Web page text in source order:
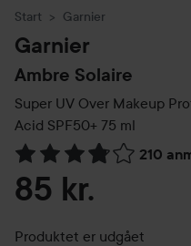
Start Garnier
Garnier
Ambre Solaire
Super UV Over Makeup
Acid SPF50+ 75 ml
210
Gå til Anmeldelser &
85 kr.
Produktet er udgået